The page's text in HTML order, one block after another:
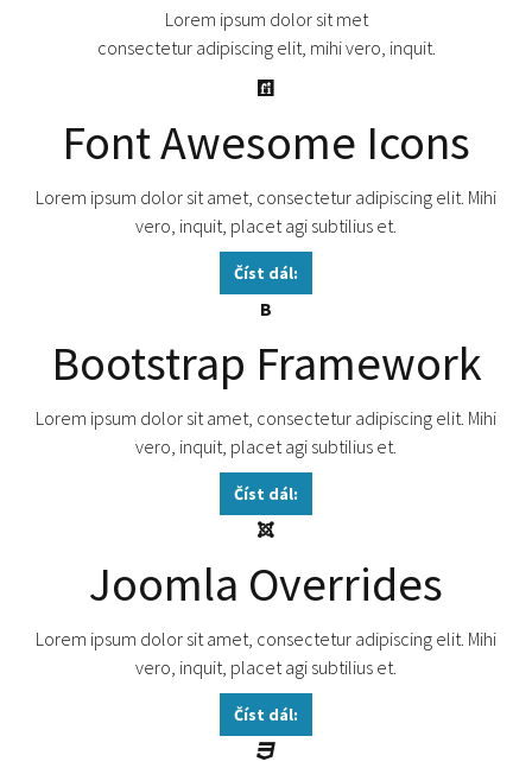
Lorem ipsum dolor sit met
consectetur adipiscing elit, mihi vero, inquit.
Font Awesome Icons
Lorem ipsum dolor sit amet, consectetur adipiscing elit. Mihi
vero, inquit, placet agi subtilius et.
Číst dál:
B
Bootstrap Framework
Lorem ipsum dolor sit amet, consectetur adipiscing elit. Mihi
vero, inquit, placet agi subtilius et.
Číst dál:
Joomla Overrides
Lorem ipsum dolor sit amet, consectetur adipiscing elit. Mihi
vero, inquit, placet agi subtilius et.
Číst dál: